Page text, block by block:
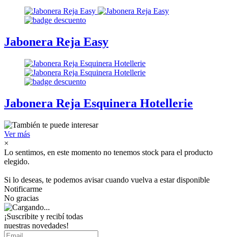
Jabonera Reja Easy
Jabonera Reja Esquinera Hotellerie
Ver más
×
Lo sentimos, en este momento no tenemos stock para el producto
elegido.
Si lo deseas, te podemos avisar cuando vuelva a estar disponible
Notificarme
No gracias
¡Suscribite y recibí todas
nuestras novedades!